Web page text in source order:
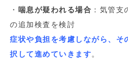
・ 喘息が疑われる場合 ：気管支
の追加検査を検討
症状や負担を考慮しながら、そ
択して進めていきます。